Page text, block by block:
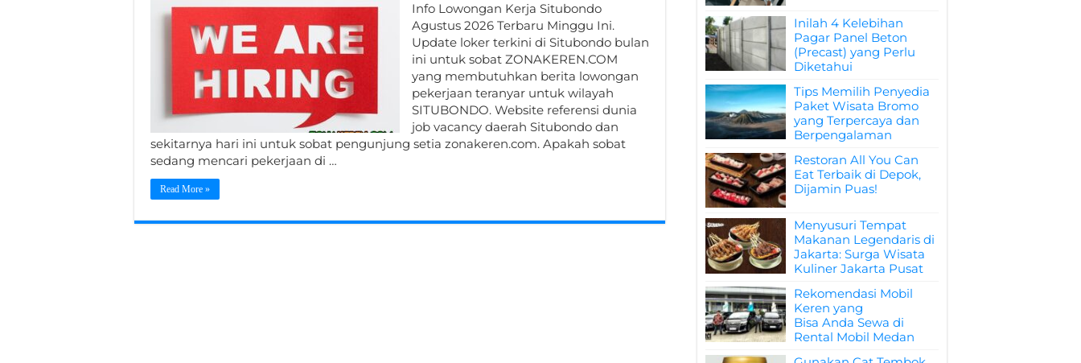
Info Lowongan Kerja Situbondo
Agustus 2026 Terbaru Minggu Ini.
Update loker terkini di Situbondo bulan
ini untuk sobat ZONAKEREN.COM
yang membutuhkan berita lowongan
pekerjaan teranyar untuk wilayah
SITUBONDO. Website referensi dunia
job vacancy daerah Situbondo dan
sekitarnya hari ini untuk sobat pengunjung setia zonakeren.com. Apakah sobat
sedang mencari pekerjaan di …
Read More »
Inilah 4 Kelebihan
Pagar Panel Beton
(Precast) yang Perlu
Diketahui
Tips Memilih Penyedia
Paket Wisata Bromo
yang Terpercaya dan
Berpengalaman
Restoran All You Can
Eat Terbaik di Depok,
Dijamin Puas!
Menyusuri Tempat
Makanan Legendaris di
Jakarta: Surga Wisata
Kuliner Jakarta Pusat
Rekomendasi Mobil
Keren yang
Bisa Anda Sewa di
Rental Mobil Medan